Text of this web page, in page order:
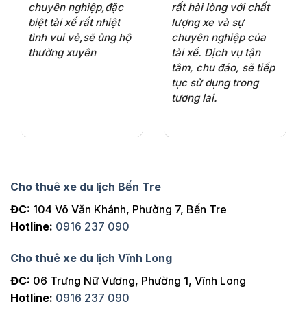
chuyên nghiệp,đặc
biệt tài xế rất nhiệt
tình vui vẻ,sẽ ủng hộ
thường xuyên
rất hài lòng với chất
lượng xe và sự
chuyên nghiệp của
tài xế. Dịch vụ tận
tâm, chu đáo, sẽ tiếp
tục sử dụng trong
tương lai.
Cho thuê xe du lịch Bến Tre
ĐC: 104 Võ Văn Khánh, Phường 7, Bến Tre
Hotline: 0916 237 090
Cho thuê xe du lịch Vĩnh Long
ĐC: 06 Trưng Nữ Vương, Phường 1, Vĩnh Long
Hotline: 0916 237 090